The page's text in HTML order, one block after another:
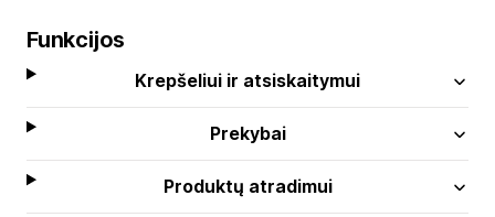
Funkcijos
Krepšeliui ir atsiskaitymui
Prekybai
Produktų atradimui